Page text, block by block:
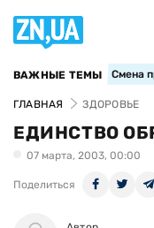
ВАЖНЫЕ ТЕМЫ Смена
ГЛАВНАЯ ЗДОРОВЬЕ
ЕДИНСТВО
07 марта, 2003, 00:00
Поделиться